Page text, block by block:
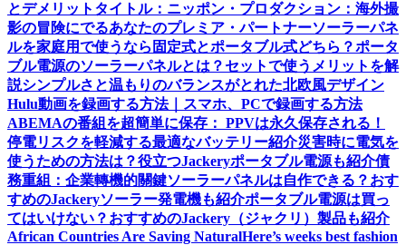
とデメリット タイトル：ニッポン・プロダクション：海外撮
影の冒険にでるあなたのプレミア・パートナーソーラーパネ
ルを家庭用で使うなら固定式とポータブル式どちら？ポータ
ブル電源のソーラーパネルとは？セットで使うメリットを解
説シンプルさと温もりのバランスがとれた北欧風デザイン
Hulu動画を録画する方法｜スマホ、PCで録画する方法
ABEMAの番組を超簡単に保存： PPVは永久保存される！
停電リスクを軽減する最適なバッテリー紹介災害時に電気を
使うための方法は？役立つJackeryポータブル電源も紹介債
務重組：企業轉機的關鍵ソーラーパネルは自作できる？おす
すめのJackeryソーラー発電機も紹介ポータブル電源は買っ
てはいけない？おすすめのJackery（ジャクリ）製品も紹介
African Countries Are Saving NaturalHere’s weeks best fashion